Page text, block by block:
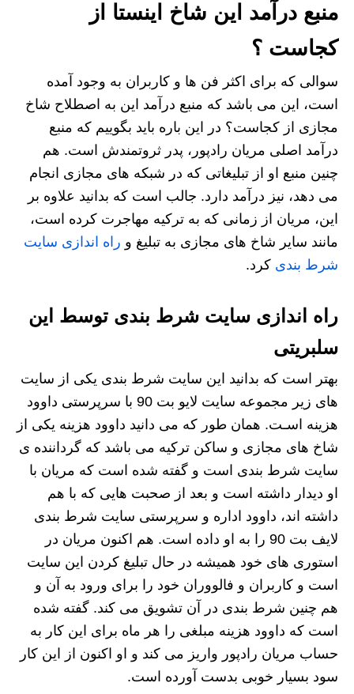
منبع درآمد این شاخ اینستا از
کجاست ؟
سوالی که برای اکثر فن ها و کاربران به وجود آمده
است، این می باشد که منبع درآمد این به اصطلاح شاخ
مجازی از کجاست؟ در این باره باید بگوییم که منبع
درآمد اصلی مریان رادپور، پدر ثروتمندش است. هم
چنین منبع او از تبلیغاتی که در شبکه های مجازی انجام
می دهد، نیز درآمد دارد. جالب است که بدانید علاوه بر
این، مریان از زمانی که به ترکیه مهاجرت کرده است،
مانند سایر شاخ های مجازی به تبلیغ و راه اندازی سایت
شرط بندی کرد.
راه اندازی سایت شرط بندی توسط این
سلبریتی
بهتر است که بدانید این سایت شرط بندی یکی از سایت‌
های‌ زیر مجموعه سایت لایو بت 90 با سرپرستی داوود
هزینه اسـت. همان طور که می دانید داوود هزینه یکی از
شاخ های مجازی و ساکن ترکیه می باشد که گرداننده ی
سایت شرط بندی است و گفته شده است که مریان با
او دیدار داشته است و بعد از صحبت هایی که با هم
داشته اند، داوود اداره و سرپرستی سایت شرط بندی
لایف بت 90 را به او داده است. هم اکنون مریان در
استوری های خود همیشه در حال تبلیغ کردن این سایت
است و کاربران و فالووران خود را برای ورود به آن و
هم چنین شرط بندی در آن تشویق می کند. گفته شده
است که داوود هزینه مبلغی را هر ماه برای این کار به
حساب مریان رادپور واریز می کند و او اکنون از این کار
سود بسیار خوبی بدست آورده است.